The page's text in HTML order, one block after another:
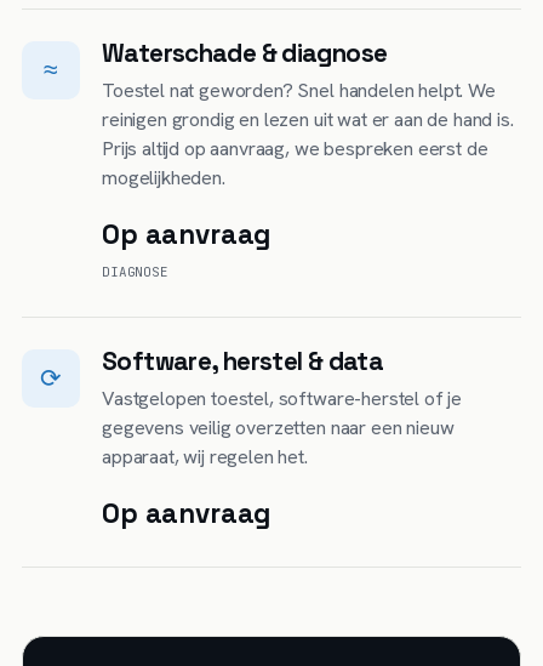
≈ Waterschade & diagnose
Toestel nat geworden? Snel handelen helpt. We
reinigen grondig en lezen uit wat er aan de hand is.
Prijs altijd op aanvraag, we bespreken eerst de
mogelijkheden.
Op aanvraag
DIAGNOSE
⟳ Software, herstel & data
Vastgelopen toestel, software-herstel of je
gegevens veilig overzetten naar een nieuw
apparaat, wij regelen het.
Op aanvraag